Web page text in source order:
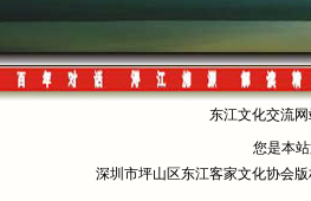
东江文化交流
您是本
深圳市坪山区东江客家文化协